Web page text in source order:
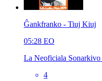
Ĝankfranko - Tiuj Kiuj
05:28 EO
La Neoficiala Sonarkivo
4